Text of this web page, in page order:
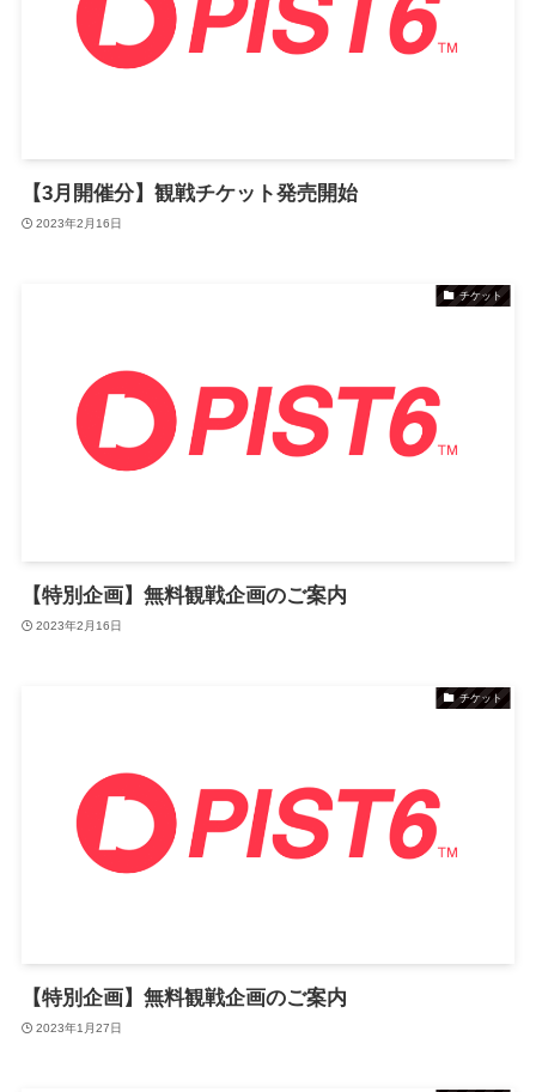
【3月開催分】観戦チケット発売開始
2023年2月16日
チケット
【特別企画】無料観戦企画のご案内
2023年2月16日
チケット
【特別企画】無料観戦企画のご案内
2023年1月27日